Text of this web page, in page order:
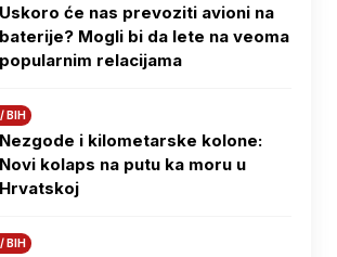
Uskoro će nas prevoziti avioni na
baterije? Mogli bi da lete na veoma
popularnim relacijama
BIH
Nezgode i kilometarske kolone:
Novi kolaps na putu ka moru u
Hrvatskoj
BIH